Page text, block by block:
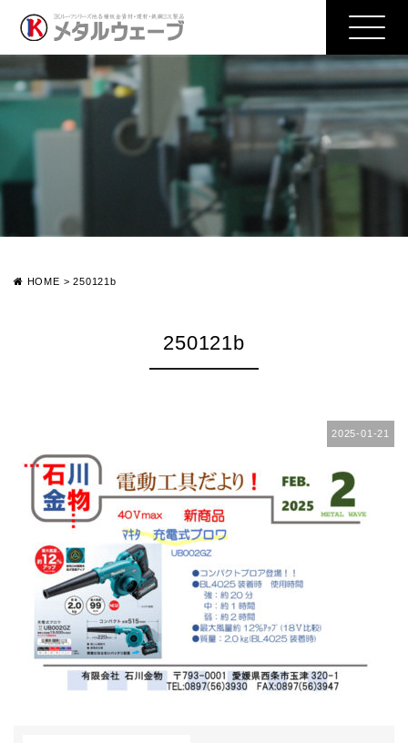
HOME >250121b
250121b
2025-01-21